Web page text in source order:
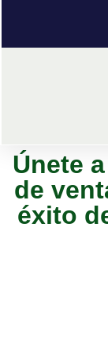
Únete
de
éxito